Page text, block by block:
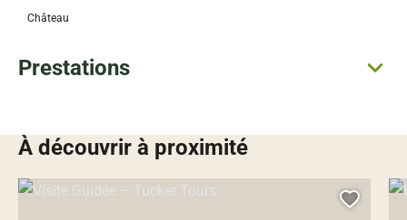
Château
Prestations
À découvrir à proximité
Visite Guidée – Tucker Tours, © Droits gérés – Visite Guidée